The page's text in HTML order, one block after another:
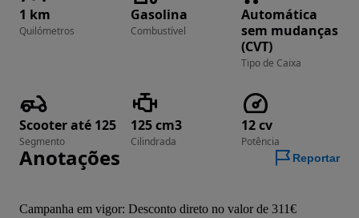
1 km
Quilómetros
Gasolina
Combustível
Automática
sem mudanças
(CVT)
Tipo de Caixa
Scooter até 125
Segmento
125 cm3
Cilindrada
12 cv
Potência
Anotações Reportar
Campanha em vigor: Desconto direto no valor de 311€